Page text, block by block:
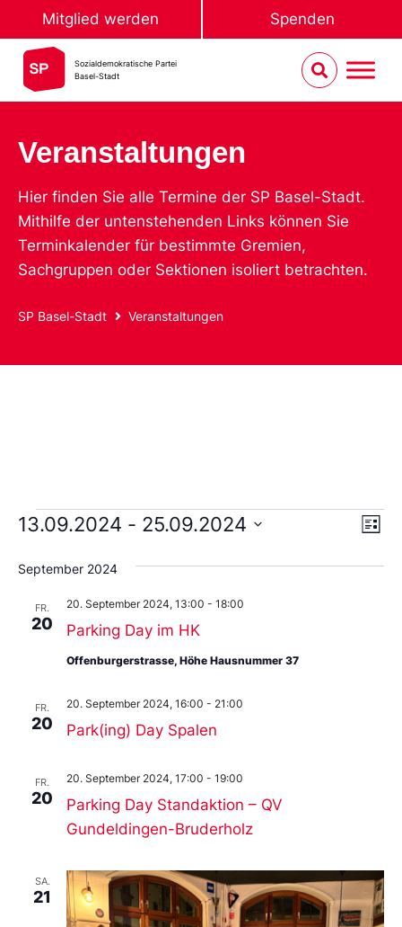
Mitglied werden Spenden
Sozialdemokratische Partei
Basel-Stadt
Veranstaltungen
Hier finden Sie alle Termine der SP Basel-Stadt.
Mithilfe der untenstehenden Links können Sie
Terminkalender für bestimmte Gremien,
Sachgruppen oder Sektionen isoliert betrachten.
SP Basel-Stadt Veranstaltungen
Liste
13.09.2024 - 25.09.2024
Sie
das
aus.
September 2024
FR.
20 Parking Day im HK
20. September 2024, 13:00 - 18:00
Offenburgerstrasse, Höhe Hausnummer 37
FR.
20 Park(ing) Day Spalen
20. September 2024, 16:00 - 21:00
FR.
20
Parking Day Standaktion – QV
Gundeldingen-Bruderholz
20. September 2024, 17:00 - 19:00
SA.
21